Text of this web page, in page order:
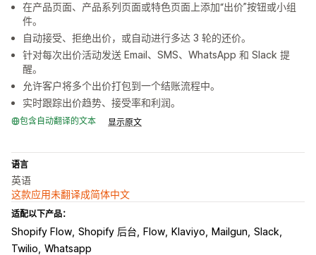
在产品页面、产品系列页面或特色页面上添加“出价”按钮或小组
件。
自动接受、拒绝出价，或自动进行多达 3 轮的还价。
针对每次出价活动发送 Email、SMS、WhatsApp 和 Slack 提
醒。
允许客户将多个出价打包到一个结账流程中。
实时跟踪出价趋势、接受率和利润。
包含自动翻译的文本 显示原文
语言
英语
这款应用未翻译成简体中文
适配以下产品：
Shopify Flow Shopify 后台 Flow Klaviyo Mailgun Slack
Twilio Whatsapp